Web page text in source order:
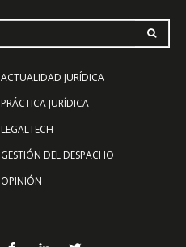
ACTUALIDAD JURÍDICA
PRÁCTICA JURÍDICA
LEGALTECH
GESTIÓN DEL DESPACHO
OPINIÓN